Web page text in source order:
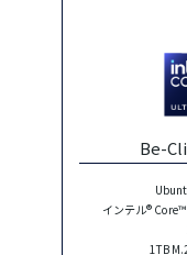
Be-
インテル®
1TB